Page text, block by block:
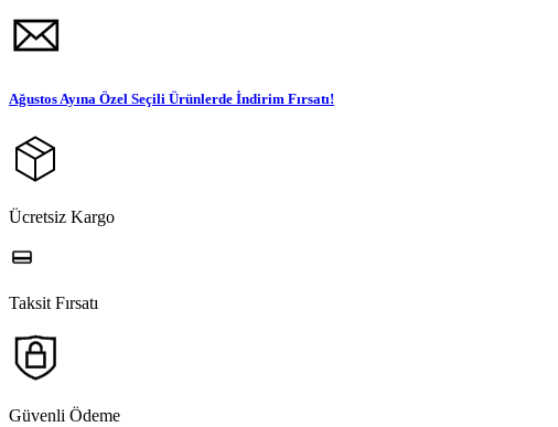
Ağustos Ayına Özel Seçili Ürünlerde İndirim Fırsatı!
Ücretsiz Kargo
Taksit Fırsatı
Güvenli Ödeme